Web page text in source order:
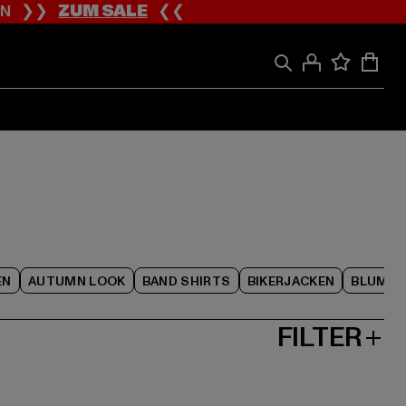
❯❯ZUM SALE❮❮
AUTUMN LOOK BAND SHIRTS BIKERJACKEN
FILTER